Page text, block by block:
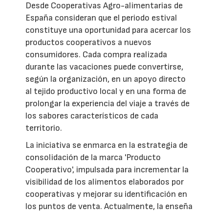
Desde Cooperativas Agro-alimentarias de
España consideran que el periodo estival
constituye una oportunidad para acercar los
productos cooperativos a nuevos
consumidores. Cada compra realizada
durante las vacaciones puede convertirse,
según la organización, en un apoyo directo
al tejido productivo local y en una forma de
prolongar la experiencia del viaje a través de
los sabores característicos de cada
territorio.
La iniciativa se enmarca en la estrategia de
consolidación de la marca 'Producto
Cooperativo', impulsada para incrementar la
visibilidad de los alimentos elaborados por
cooperativas y mejorar su identificación en
los puntos de venta. Actualmente, la enseña